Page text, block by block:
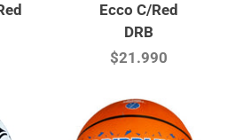
Ecco C/Red
DRB
$21.990